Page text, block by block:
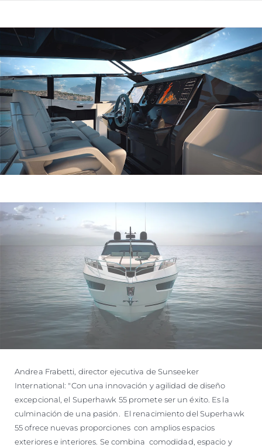
Andrea Frabetti, director ejecutiva de Sunseeker
International: "Con una innovación y agilidad de diseño
excepcional, el Superhawk 55 promete ser un éxito. Es la
culminación de una pasión. El renacimiento del Superhawk
55 ofrece nuevas proporciones con amplios espacios
exteriores e interiores. Se combina comodidad, espacio y